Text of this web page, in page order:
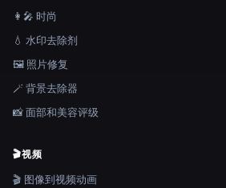
👩‍🎤 时尚
💧 水印去除剂
🖼️ 照片修复
🪄 背景去除器
📸 面部和美容评级
🎬视频
🎬 图像到视频动画